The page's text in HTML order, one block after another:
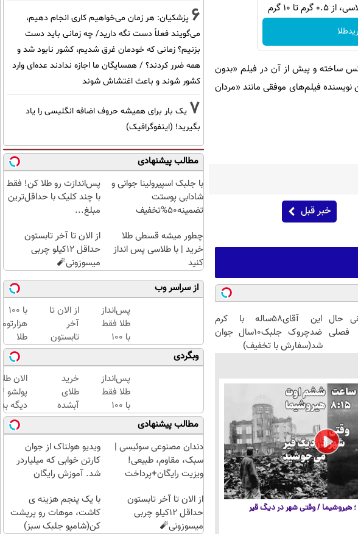
تا ۱۰ گرم
ساخته و پیش از آن در فیلم «بدون
نویسنده فیلم‌های موفقی مانند «مردان
خبر قبل
حال
این آقای58ساله با کرم
ضدچروک جلبک10سال جوان
شد(سفارش با تخفیف)
اوت ؛ هیروشیما / وقتی شهر در دیگ قیر
6 پزشکیان: هر زمان می‌خواهیم کاری انجام دهیم،
می‌گویند فعلاً دست نگه دارید/ چه زمانی باید دست
بزنیم؟ زمانی که خودمان غرق شدیم، کشور نابود شد و
همه ضرر کردند؟ / همسایگان ما اجازه ندادند عده‌ای وارد
کشور شوند و باعث اغتشاش شوند
7 یک بار برای همیشه حروف اضافه انگلیسی را یاد
بگیرید! (اینفوگرافیک)
مطالب پیشنهادی
با جلبک اسپیرولینا جوانی و
شادابی پوستت
تضمینه50%تخفیف
پس‌اندازت رو طلا کن! فقط
با چند کلیک با حداقل‌ترین
مبلغ...
چطور میشه قسطی طلا
خرید | با طلاسی پس انداز
کنید
از الان تا آخر تابستون
حداقل 12کیلو چربی
میسوزونی🧨
از سراسر وب
پس‌انداز
طلا فقط
با ۱۰۰
هزارتومان
(امن و
راحت)
از الان تا
آخر
تابستون
حداقل
12کیلو
چربی
میسوزونی
🧨
با ۱۰۰
طلا
بخرید،
اون هم
قسطی
وبگردی
پس‌انداز
طلا فقط
با ۱۰۰
هزارتومان
(امن و
راحت)
خرید
طلای
آبشده
حتی با
۱۰۰هزارتومان
الان
دیگه
طلا با
بی‌بهره
مطالب پیشنهادی
دندان مصنوعی سوئیسی |
سبک، مقاوم، طبیعی!
ویزیت رایگان+پرداخت
ویدیو هولناک از جوان
کارتن خوابی که میلیاردر
شد. آموزش رایگان
از الان تا آخر تابستون
حداقل 12کیلو چربی
میسوزونی🧨
با یک پنجم هزینه ی
کاشت، موهات رو پرپشت
کن(شامپو جلبک سبز)